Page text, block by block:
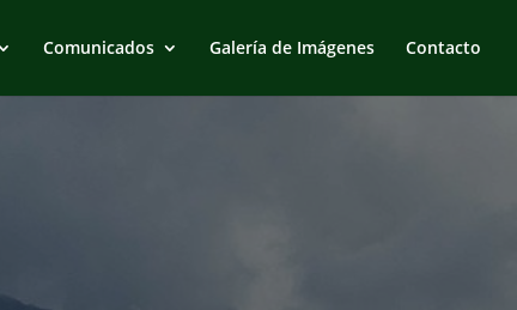
Comunicados Galería de Imágenes Contacto